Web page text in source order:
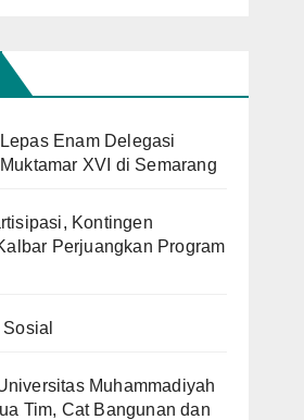
Enam Delegasi
XVI di Semarang
Kontingen
Perjuangkan Program
Muhammadiyah
Tim, Cat Bangunan dan